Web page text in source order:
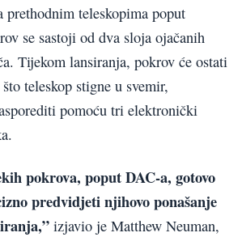
prethodnim teleskopima poput
se sastoji od dva sloja ojačanih
Tijekom lansiranja, pokrov će ostati
teleskop stigne u svemir,
pomoću tri elektronički
pokrova, poput DAC-a, gotovo
predvidjeti njihovo ponašanje
izjavio je Matthew Neuman,